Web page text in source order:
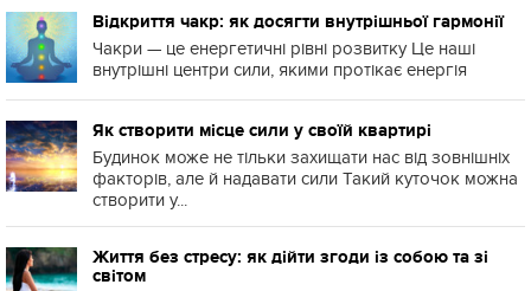
Відкриття чакр: як досягти внутрішньої гармонії
Чакри — це енергетичні рівні розвитку Це наші
внутрішні центри сили, якими протікає енергія
Як створити місце сили у своїй квартирі
Будинок може не тільки захищати нас від зовнішніх
факторів, але й надавати сили Такий куточок можна
створити у...
Життя без стресу: як дійти згоди із собою та зі
світом